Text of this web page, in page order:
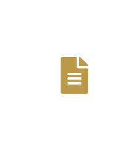
Daha fazlasını bul